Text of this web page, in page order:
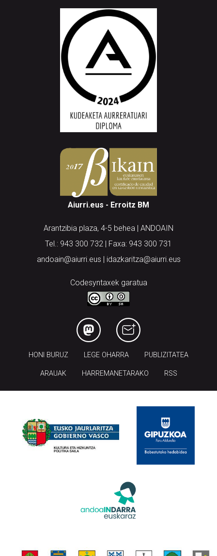
Aiurri.eus - Erroitz BM
Arantzibia plaza, 4-5 behea | ANDOAIN
Tel.: 943 300 732 | Faxa: 943 300 731
andoain@aiurri.eus | idazkaritza@aiurri.eus
Codesyntaxek garatua
HONI BURUZ LEGE OHARRA PUBLIZITATEA
ARAUAK HARREMANETARAKO RSS